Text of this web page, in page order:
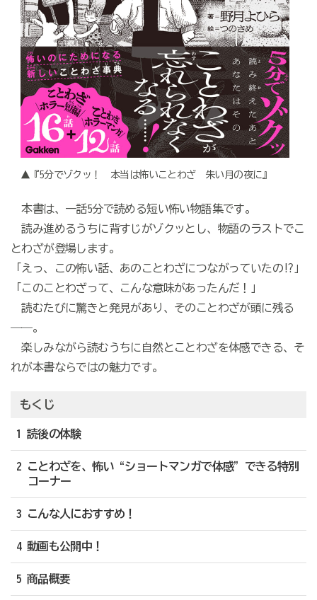
▲『5分でゾクッ！ 本当は怖いことわざ 朱い月の夜に』
本書は、一話5分で読める短い怖い物語集です。
読み進めるうちに背すじがゾクッとし、物語のラストでこ
とわざが登場します。
「えっ、この怖い話、あのことわざにつながっていたの!?」
「このことわざって、こんな意味があったんだ！」
読むたびに驚きと発見があり、そのことわざが頭に残る
――。
楽しみながら読むうちに自然とことわざを体感できる、そ
れが本書ならではの魅力です。
もくじ
1 読後の体験
2 ことわざを、怖い“ショートマンガで体感”できる特別
コーナー
3 こんな人におすすめ！
4 動画も公開中！
5 商品概要